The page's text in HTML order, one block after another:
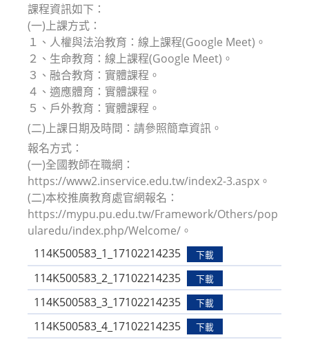
課程資訊如下：
(一)上課方式：
１、人權與法治教育：線上課程(Google Meet)。
２、生命教育：線上課程(Google Meet)。
３、融合教育：實體課程。
４、適應體育：實體課程。
５、戶外教育：實體課程。
(二)上課日期及時間：請參照簡章資訊。
報名方式：
(一)全國教師在職網：
https://www2.inservice.edu.tw/index2-3.aspx。
(二)本校推廣教育處官網報名：
https://mypu.pu.edu.tw/Framework/Others/pop
ularedu/index.php/Welcome/。
114K500583_1_17102214235
下載
114K500583_2_17102214235 下載
114K500583_3_17102214235 下載
114K500583_4_17102214235 下載